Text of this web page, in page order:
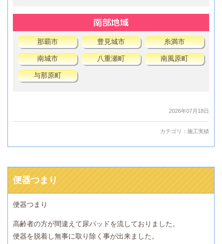
南部地域
那覇市 豊見城市 糸満市
南城市 八重瀬町 南風原町
与那原町
2026年07月18日
カテゴリ： 施工実績
便器つまり
便器つまり
高齢者の方が間違えて尿パッドを流しておりました。
便器を脱着し無事に取り除く事が出来ました。